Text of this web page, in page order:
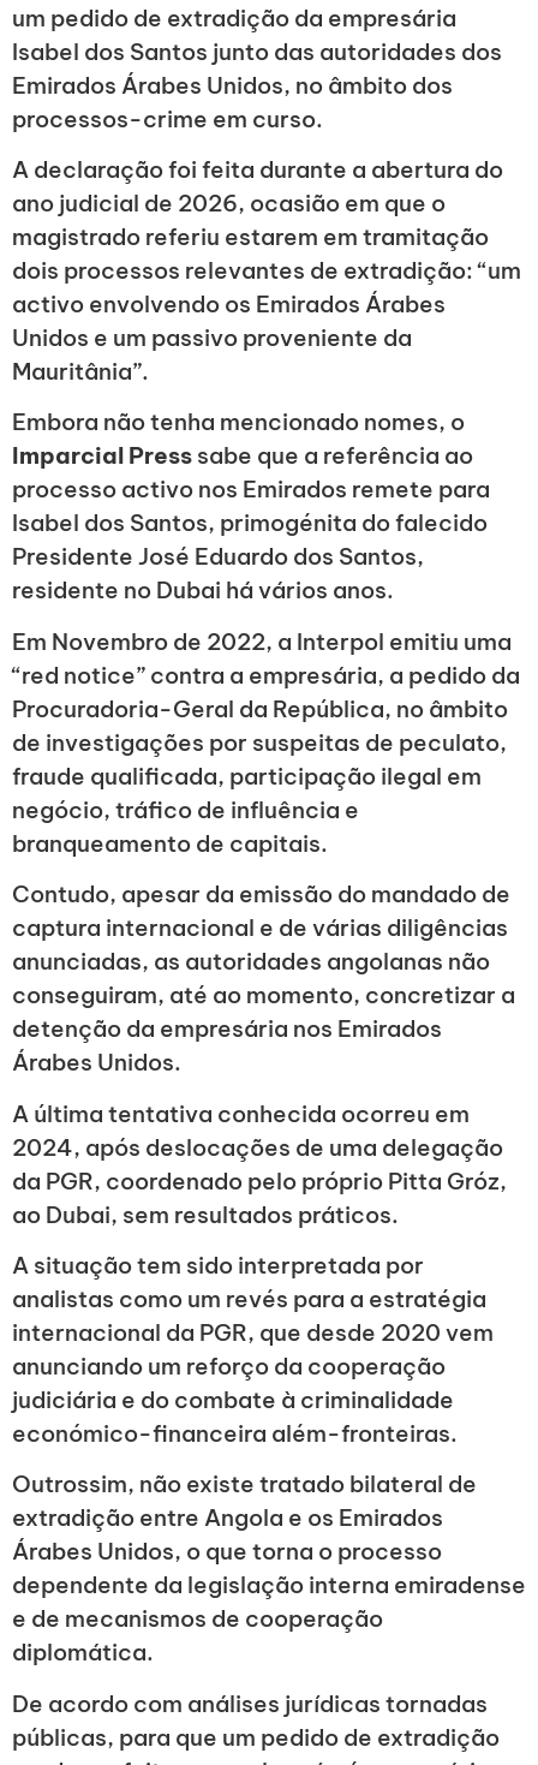
um pedido de extradição da empresária
Isabel dos Santos junto das autoridades dos
Emirados Árabes Unidos, no âmbito dos
processos-crime em curso.
A declaração foi feita durante a abertura do
ano judicial de 2026, ocasião em que o
magistrado referiu estarem em tramitação
dois processos relevantes de extradição: “um
activo envolvendo os Emirados Árabes
Unidos e um passivo proveniente da
Mauritânia”.
Embora não tenha mencionado nomes, o
Imparcial Press sabe que a referência ao
processo activo nos Emirados remete para
Isabel dos Santos, primogénita do falecido
Presidente José Eduardo dos Santos,
residente no Dubai há vários anos.
Em Novembro de 2022, a Interpol emitiu uma
“red notice” contra a empresária, a pedido da
Procuradoria-Geral da República, no âmbito
de investigações por suspeitas de peculato,
fraude qualificada, participação ilegal em
negócio, tráfico de influência e
branqueamento de capitais.
Contudo, apesar da emissão do mandado de
captura internacional e de várias diligências
anunciadas, as autoridades angolanas não
conseguiram, até ao momento, concretizar a
detenção da empresária nos Emirados
Árabes Unidos.
A última tentativa conhecida ocorreu em
2024, após deslocações de uma delegação
da PGR, coordenado pelo próprio Pitta Gróz,
ao Dubai, sem resultados práticos.
A situação tem sido interpretada por
analistas como um revés para a estratégia
internacional da PGR, que desde 2020 vem
anunciando um reforço da cooperação
judiciária e do combate à criminalidade
económico-financeira além-fronteiras.
Outrossim, não existe tratado bilateral de
extradição entre Angola e os Emirados
Árabes Unidos, o que torna o processo
dependente da legislação interna emiradense
e de mecanismos de cooperação
diplomática.
De acordo com análises jurídicas tornadas
públicas, para que um pedido de extradição